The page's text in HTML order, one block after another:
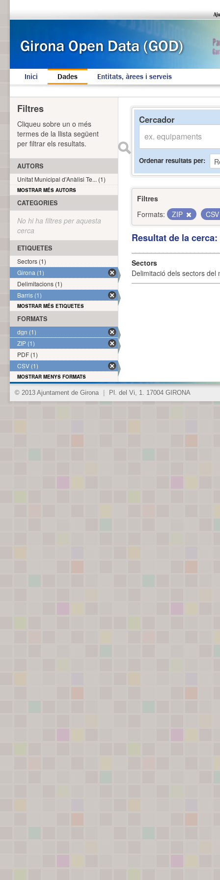
Inici Dades Entitats, àrees i serveis
Cercador
Ordenar resultats per
Filtres
Formats:
ZIP
Resultat de la
Sectors
Delimitació dels sectors del
Filtres
Cliqueu sobre un o més
termes de la llista següent
per filtrar els resultats.
AUTORS
Unitat Municipal d'Anàlisi Te... (1)
MOSTRAR MÉS AUTORS
CATEGORIES
No hi ha filtres per aquesta
cerca
ETIQUETES
Sectors (1)
Girona (1)
Delimitacions (1)
Barris (1)
MOSTRAR MÉS ETIQUETES
FORMATS
dgn (1)
ZIP (1)
PDF (1)
CSV (1)
MOSTRAR MENYS FORMATS
© 2013 Ajuntament de Girona Pl. del Vi, 1. 17004 GIRONA